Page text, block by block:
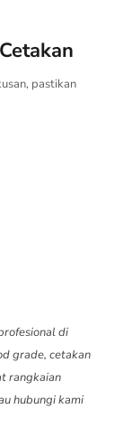
pastikan
di
grade, cetakan
rangkaian
hubungi kami